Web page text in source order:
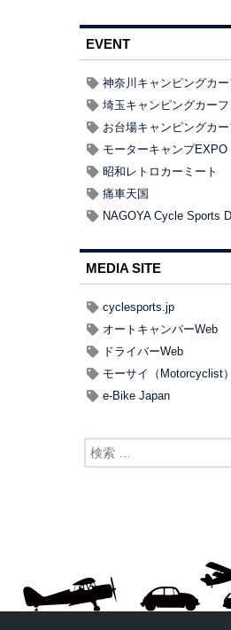
EVENT
神奈川キャンピングカ
埼玉キャンピングカーフ
お台場キャンピングカ
モーターキャンプEXPO
昭和レトロカーミート
痛車天国
NAGOYA Cycle Sports
MEDIA SITE
cyclesports.jp
オートキャンパーWeb
ドライバーWeb
モーサイ（Motorcyclist）
e-Bike Japan